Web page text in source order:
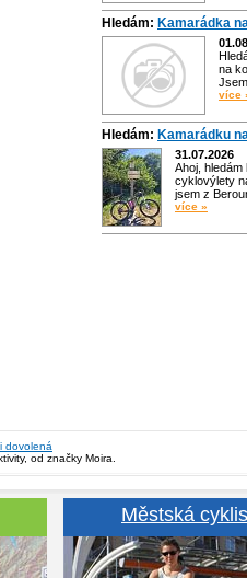
Hledám: Kamarádka
na
více
Hledám: Kamarádku
31.07.2026
Ahoj,
cyklovýlety
jsem z
více »
dovolená
od značky Moira.
Městská